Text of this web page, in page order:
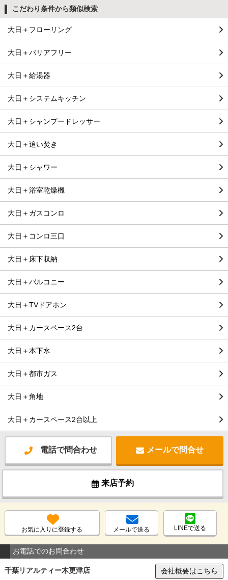
こだわり条件から類似検索
大日＋フローリング
大日＋バリアフリー
大日＋給湯器
大日＋システムキッチン
大日＋シャンプードレッサー
大日＋追い焚き
大日＋シャワー
大日＋浴室乾燥機
大日＋ガスコンロ
大日＋コンロ三口
大日＋床下収納
大日＋バルコニー
大日＋TVドアホン
大日＋カースペース2台
大日＋本下水
大日＋都市ガス
大日＋角地
大日＋カースペース2台以上
電話で問合わせ メールで問合せ
来店予約
お気に入りに登録する メールで送る LINEで送る
お電話でのお問合わせ
千葉リアルティー木更津店 会社概要はこちら